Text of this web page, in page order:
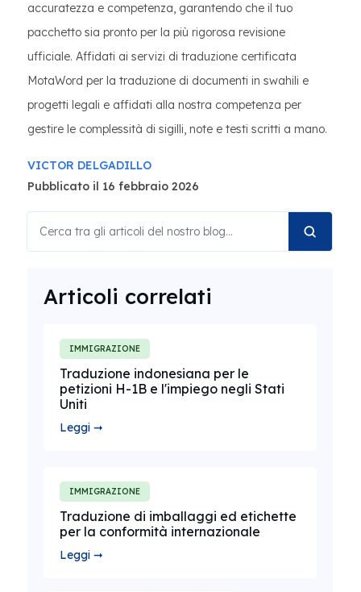
accuratezza e competenza, garantendo che il tuo
pacchetto sia pronto per la più rigorosa revisione
ufficiale. Affidati ai servizi di traduzione certificata
MotaWord per la traduzione di documenti in swahili e
progetti legali e affidati alla nostra competenza per
gestire le complessità di sigilli, note e testi scritti a mano.
VICTOR DELGADILLO
Pubblicato il 16 febbraio 2026
Articoli correlati
IMMIGRAZIONE
Traduzione indonesiana per le
petizioni H-1B e l'impiego negli Stati
Uniti
Leggi ➞
IMMIGRAZIONE
Traduzione di imballaggi ed etichette
per la conformità internazionale
Leggi ➞